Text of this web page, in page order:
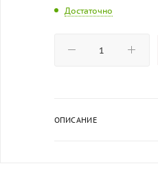
Достаточно
ОПИСАНИЕ